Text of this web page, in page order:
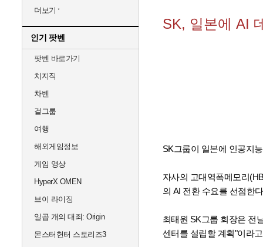
더보기
인기 팟벤
팟벤 바로가기
치지직
차벤
걸그룹
여행
해외게임정보
게임 영상
HyperX OMEN
브이 라이징
일곱 개의 대죄: Origin
몬스터헌터 스토리즈3
SK, 일본에 AI
SK그룹이 일본에 인공지
자사의 고대역폭메모리
의 AI 전환 수요를 선점한
최태원 SK그룹 회장은 전
센터를 설립할 계획"이라